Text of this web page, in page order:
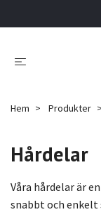
Hem Produkter
Hårdelar
Våra hårdelar är
snabbt och